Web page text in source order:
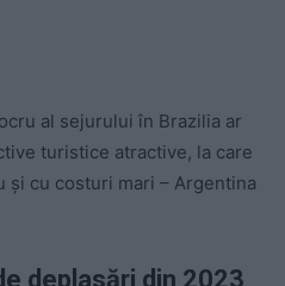
al sejurului în Brazilia ar
turistice atractive, la care
și cu costuri mari – Argentina
deplasări din 2023